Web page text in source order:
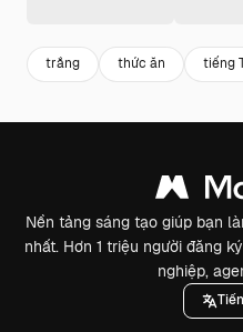
trắng thức ăn tiếng
Nền tảng sáng tạo giúp bạn
nhất. Hơn 1 triệu người đăng
nghiệp,